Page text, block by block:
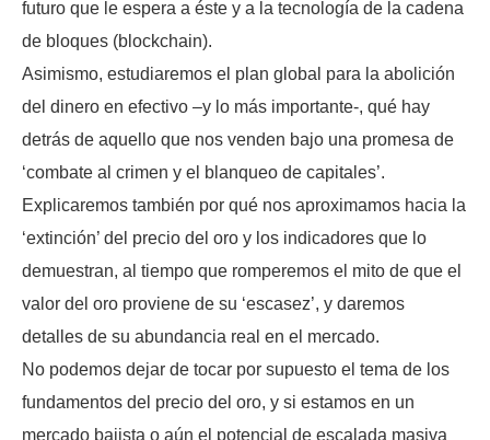
futuro que le espera a éste y a la tecnología de la cadena
de bloques (blockchain).
Asimismo, estudiaremos el plan global para la abolición
del dinero en efectivo –y lo más importante-, qué hay
detrás de aquello que nos venden bajo una promesa de
‘combate al crimen y el blanqueo de capitales’.
Explicaremos también por qué nos aproximamos hacia la
‘extinción’ del precio del oro y los indicadores que lo
demuestran, al tiempo que romperemos el mito de que el
valor del oro proviene de su ‘escasez’, y daremos
detalles de su abundancia real en el mercado.
No podemos dejar de tocar por supuesto el tema de los
fundamentos del precio del oro, y si estamos en un
mercado bajista o aún el potencial de escalada masiva